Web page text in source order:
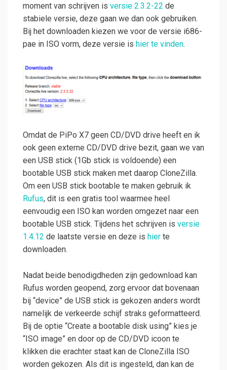
moment van schrijven is versie 2.3.2-22 de
stabiele versie, deze gaan we dan ook gebruiken.
Bij het downloaden kiezen we voor de versie i686-
pae in ISO vorm, deze versie is hier te vinden.
Omdat de PiPo X7 geen CD/DVD drive heeft en ik
ook geen externe CD/DVD drive bezit, gaan we van
een USB stick (1Gb stick is voldoende) een
bootable USB stick maken met daarop CloneZilla.
Om een USB stick bootable te maken gebruik ik
Rufus, dit is een gratis tool waarmee heel
eenvoudig een ISO kan worden omgezet naar een
bootable USB stick. Tijdens het schrijven is versie
1.4.12 de laatste versie en deze is hier te
downloaden.
Nadat beide benodigdheden zijn gedownload kan
Rufus worden geopend, zorg ervoor dat bovenaan
bij “device” de USB stick is gekozen anders wordt
namelijk de verkeerde schijf straks geformatteerd.
Bij de optie “Create a bootable disk using” kies je
“ISO image” en door op de CD/DVD icoon te
klikken die erachter staat kan de CloneZilla ISO
worden gekozen. Als dit is ingesteld, dan kan de